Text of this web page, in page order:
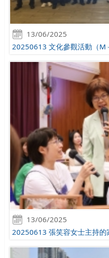
13/06/2025
20250613 文化參觀活動（M
13/06/2025
20250613 張笑容女士主持的